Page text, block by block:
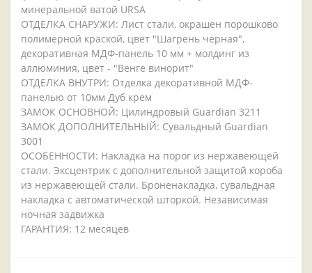
минеральной ватой URSA
ОТДЕЛКА СНАРУЖИ: Лист стали, окрашен порошково
полимерной краской, цвет "Шагрень черная",
декоративная МДФ-панель 10 мм + молдинг из
аллюминия, цвет - "Венге винорит"
ОТДЕЛКА ВНУТРИ: Отделка декоративной МДФ-
панелью от 10мм Дуб крем
ЗАМОК ОСНОВНОЙ: Цилиндровый Guardian 3211
ЗАМОК ДОПОЛНИТЕЛЬНЫЙ: Сувальдный Guardian
3001
ОСОБЕННОСТИ: Накладка на порог из нержавеющей
стали. Эксцентрик с дополнительной защитой короба
из нержавеющей стали. Броненакладка, сувальдная
накладка с автоматической шторкой. Независимая
ночная задвижка
ГАРАНТИЯ: 12 месяцев